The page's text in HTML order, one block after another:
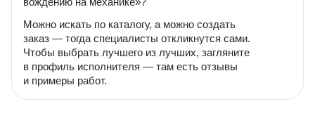
Можно искать по каталогу, а можно создать
заказ — тогда специалисты откликнутся сами.
Чтобы выбрать лучшего из лучших, загляните
в профиль исполнителя — там есть отзывы
и примеры работ.